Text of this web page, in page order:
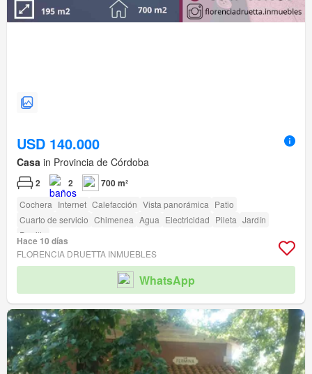
USD 140.000
Casa in Provincia de Córdoba
2 2 700 m²
Cochera Internet Calefacción Vista panorámica Patio
Cuarto de servicio Chimenea Agua Electricidad Pileta Jardín
Parrilla
Hace 10 días
FLORENCIA DRUETTA INMUEBLES
WhatsApp